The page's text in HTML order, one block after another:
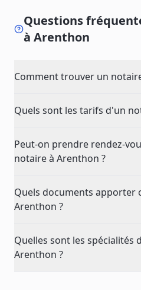
Questions
à Arenthon
Comment trouver un
Quels sont les tarifs d'un
Peut-on prendre rendez-
notaire à Arenthon ?
Quels documents apporter
Arenthon ?
Quelles sont les spécialités
Arenthon ?